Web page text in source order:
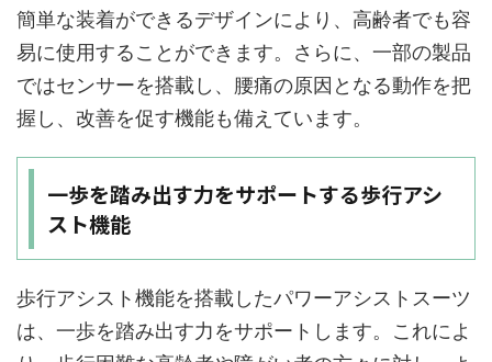
簡単な装着ができるデザインにより、高齢者でも容
易に使用することができます。さらに、一部の製品
ではセンサーを搭載し、腰痛の原因となる動作を把
握し、改善を促す機能も備えています。
一歩を踏み出す力をサポートする歩行アシ
スト機能
歩行アシスト機能を搭載したパワーアシストスーツ
は、一歩を踏み出す力をサポートします。これによ